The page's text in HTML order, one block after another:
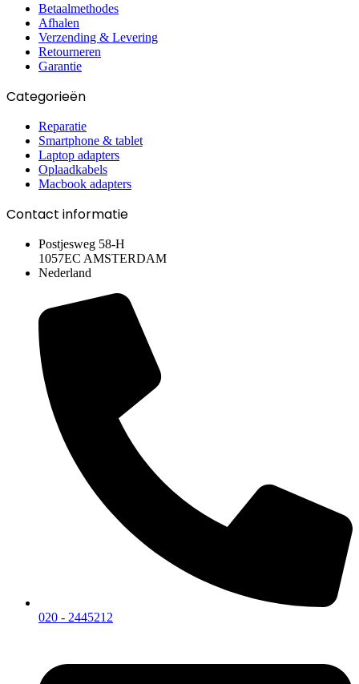
Betaalmethodes
Afhalen
Verzending & Levering
Retourneren
Garantie
Categorieën
Reparatie
Smartphone & tablet
Laptop adapters
Oplaadkabels
Macbook adapters
Contact informatie
Postjesweg 58-H
1057EC AMSTERDAM
Nederland
020 - 2445212